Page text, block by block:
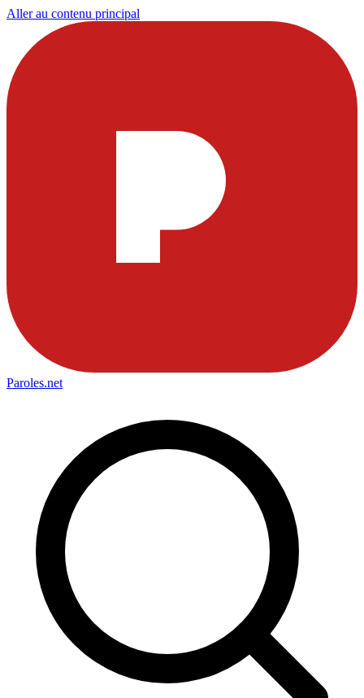
Aller au contenu principal
Paroles.net